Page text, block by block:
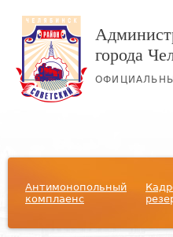
города
Антимонопольный
комплаенс